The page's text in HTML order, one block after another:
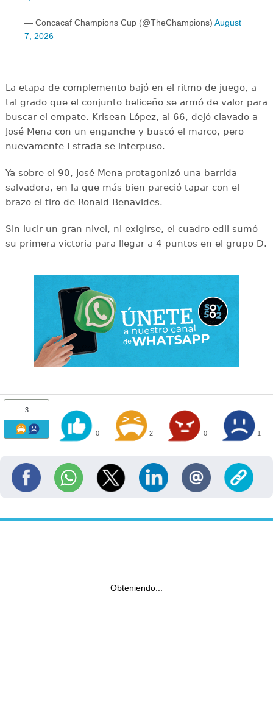
— Concacaf Champions Cup (@TheChampions) August
7, 2026
La etapa de complemento bajó en el ritmo de juego, a
tal grado que el conjunto beliceño se armó de valor para
buscar el empate. Krisean López, al 66, dejó clavado a
José Mena con un enganche y buscó el marco, pero
nuevamente Estrada se interpuso.
Ya sobre el 90, José Mena protagonizó una barrida
salvadora, en la que más bien pareció tapar con el
brazo el tiro de Ronald Benavides.
Sin lucir un gran nivel, ni exigirse, el cuadro edil sumó
su primera victoria para llegar a 4 puntos en el grupo D.
3
0 2 0 1
Obteniendo...